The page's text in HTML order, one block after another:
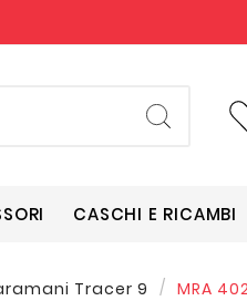
CASCHI E RICAMBI
Tracer 9
MRA